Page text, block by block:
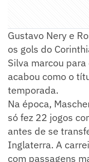
Gustavo Nery e
os gols do
Silva marcou
acabou como o
temporada.
Na época,
só fez 22 jogos
antes de se
Inglaterra. A
com passagens